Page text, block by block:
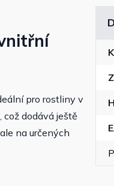
pro rostliny v
, což dodává ještě
na určených